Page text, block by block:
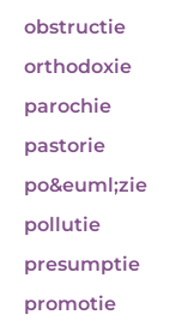
obstructie
orthodoxie
parochie
pastorie
po&euml;zie
pollutie
presumptie
promotie